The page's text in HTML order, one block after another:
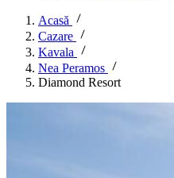
Acasă
Cazare
Kavala
Nea Peramos
Diamond Resort